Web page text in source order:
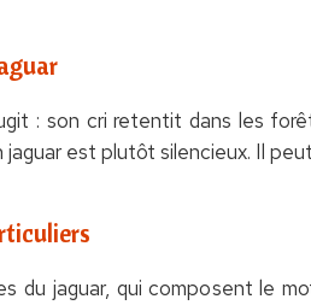
: son cri retentit dans les
jaguar est plutôt silencieux. Il
du jaguar, qui composent le